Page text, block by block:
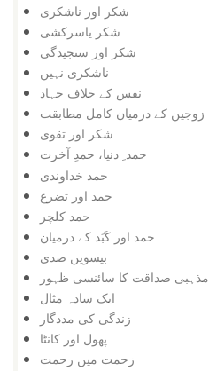
شکر اور ناشکری
شکر یاسرکشی
شکر اور سنجیدگی
ناشکری نہیں
نفس کے خلاف جہاد
زوجین کے درمیان کامل مطابقت
شکر اور تقویٰ
حمد ِ دنیا، حمدِ آخرت
حمد خداوندی
حمد اور تضرع
حمد کلچر
حمد اور کَبَد کے درمیان
بیسویں صدی
مذہبی صداقت کا سائنسی ظہور
ایک سادہ مثال
زندگی کی مددگار
پھول اور کانٹا
زحمت میں رحمت